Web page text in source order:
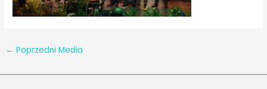
← Poprzedni Media